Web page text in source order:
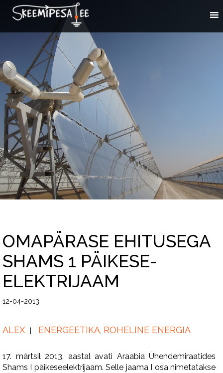
OMAPÄRASE EHITUSEGA
SHAMS 1 PÄIKESE-
ELEKTRIJAAM
12-04-2013
ALEX ENERGEETIKA ROHELINE ENERGIA
17. märtsil 2013. aastal avati Araabia Ühendemiraatides
Shams I päikeseelektrijaam. Selle jaama I osa nimetatakse